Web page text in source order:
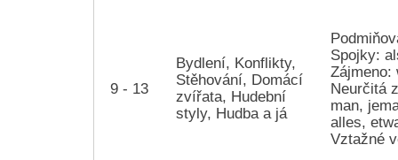
9 - 13
Bydlení, Konflikty,
Stěhování, Domácí
zvířata, Hudební
styly, Hudba a já
Spojky:
Zájmeno:
Neurčitá
man,
alles,
Vztažné